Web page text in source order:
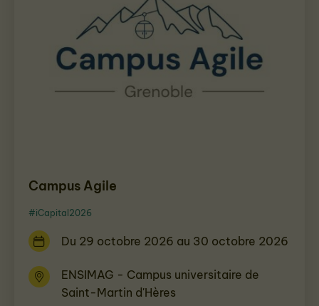
Campus Agile
#iCapital2026
Du 29 octobre 2026 au 30 octobre 2026
ENSIMAG - Campus universitaire de
Saint-Martin d'Hères